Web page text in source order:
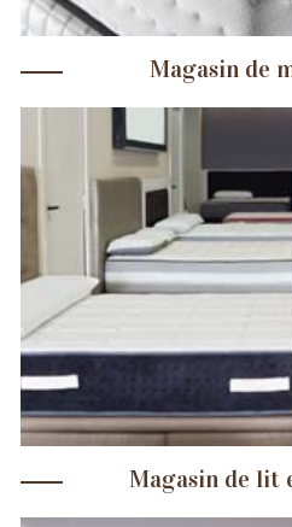
Magasin de
Magasin de lit